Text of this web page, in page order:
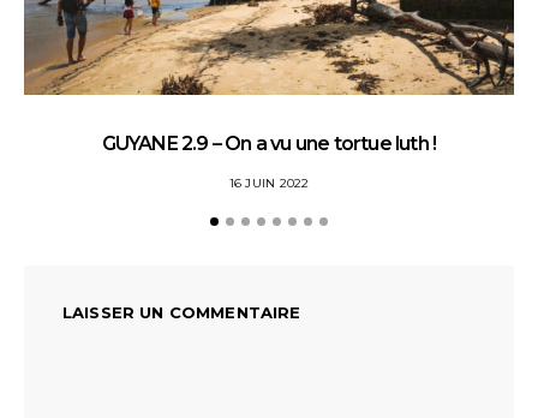
GUYANE 2.9 – On a vu une tortue luth !
16 JUIN 2022
LAISSER UN COMMENTAIRE